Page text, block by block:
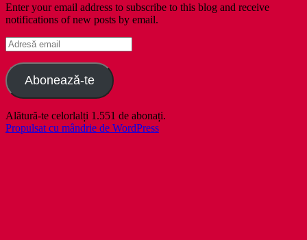
Enter your email address to subscribe to this blog and receive
notifications of new posts by email.
Adresă
email
Abonează-te
Alătură-te celorlalți 1.551 de abonați.
Propulsat cu mândrie de WordPress